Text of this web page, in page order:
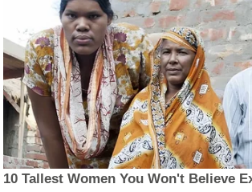
10 Tallest Women You Won't Believe